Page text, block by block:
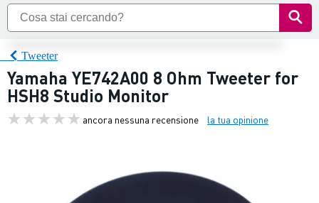
Tweeter
Yamaha YE742A00 8 Ohm Tweeter for
HSH8 Studio Monitor
ancora nessuna recensione la tua opinione